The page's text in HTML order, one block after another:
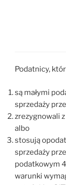
Podatnicy,
są małymi
sprzedaży
zrezygnowali
albo
stosują
sprzedaży
podatkowym
warunki